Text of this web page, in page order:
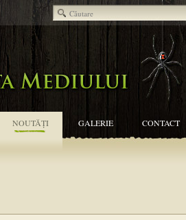
NOUTĂŢI GALERIE CONTACT